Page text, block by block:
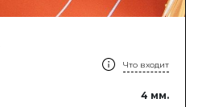
Что входит
4 мм.